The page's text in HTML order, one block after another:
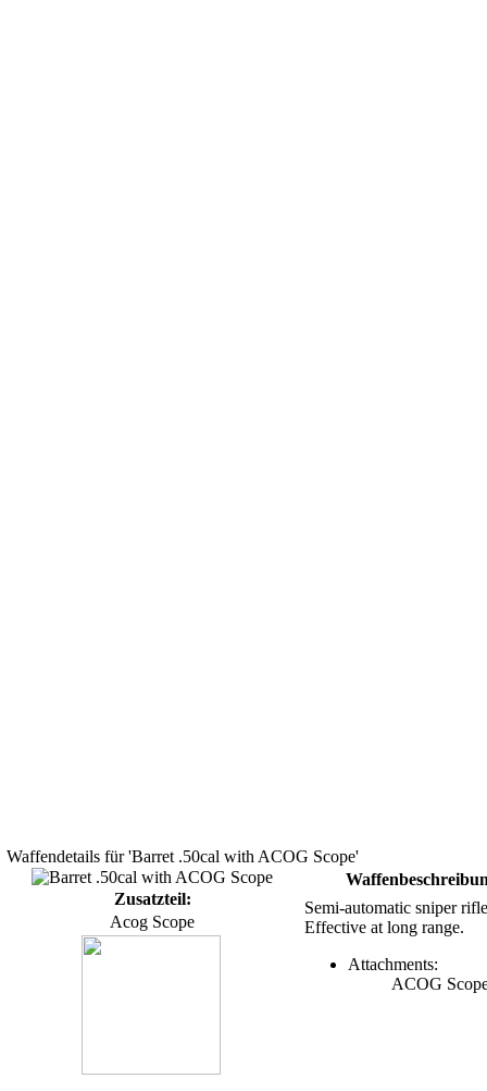
Waffendetails für 'Barret .50cal with ACOG Scope'
Zusatzteil:
Acog Scope
Semi-automatic sniper
Effective at long range.
Attachments:
ACOG